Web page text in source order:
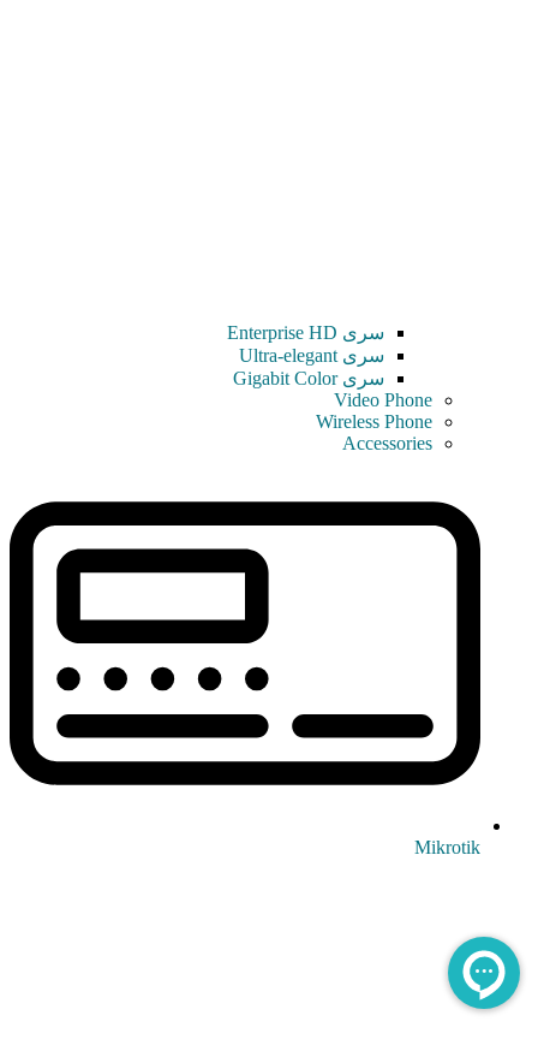
سری Enterprise HD
سری Ultra-elegant
سری Gigabit Color
Video Phone
Wireless Phone
Accessories
Mikrotik